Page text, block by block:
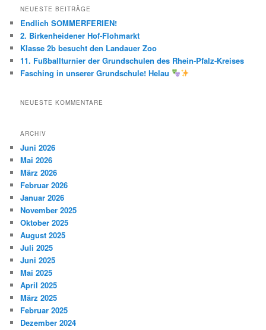
h
n
NEUESTE BEITRÄGE
Endlich SOMMERFERIEN!
2. Birkenheidener Hof-Flohmarkt
Klasse 2b besucht den Landauer Zoo
11. Fußballturnier der Grundschulen des Rhein-Pfalz-Kreises
Fasching in unserer Grundschule! Helau
NEUESTE KOMMENTARE
ARCHIV
Juni 2026
Mai 2026
März 2026
Februar 2026
Januar 2026
November 2025
Oktober 2025
August 2025
Juli 2025
Juni 2025
Mai 2025
April 2025
März 2025
Februar 2025
Dezember 2024